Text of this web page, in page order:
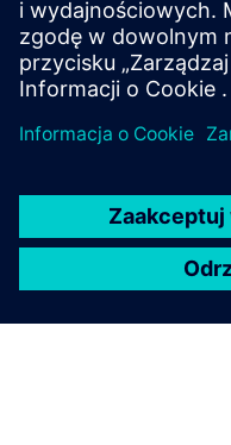
as API ...
Dowiedz się więcej